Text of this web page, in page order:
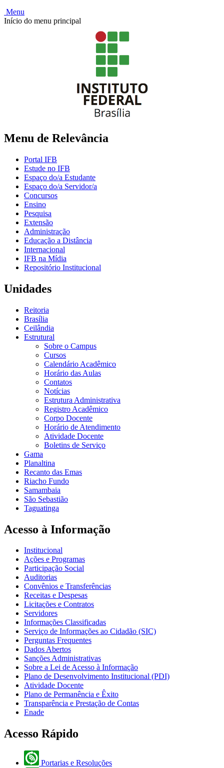
Menu
Início do menu principal
Menu de Relevância
Portal IFB
Estude no IFB
Espaço do/a Estudante
Espaço do/a Servidor/a
Concursos
Ensino
Pesquisa
Extensão
Administração
Educação a Distância
Internacional
IFB na Mídia
Repositório Institucional
Unidades
Reitoria
Brasília
Ceilândia
Estrutural
Sobre o Campus
Cursos
Calendário Acadêmico
Horário das Aulas
Contatos
Notícias
Estrutura Administrativa
Registro Acadêmico
Corpo Docente
Horário de Atendimento
Atividade Docente
Boletins de Serviço
Gama
Planaltina
Recanto das Emas
Riacho Fundo
Samambaia
São Sebastião
Taguatinga
Acesso à Informação
Institucional
Ações e Programas
Participação Social
Auditorias
Convênios e Transferências
Receitas e Despesas
Licitações e Contratos
Servidores
Informações Classificadas
Serviço de Informações ao Cidadão (SIC)
Perguntas Frequentes
Dados Abertos
Sanções Administrativas
Sobre a Lei de Acesso à Informação
Plano de Desenvolvimento Institucional (PDI)
Atividade Docente
Plano de Permanência e Êxito
Transparência e Prestação de Contas
Enade
Acesso Rápido
Portarias e Resoluções